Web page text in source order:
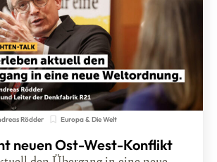
Rödder Europa & Die Welt
neuen Ost-West-Konflikt